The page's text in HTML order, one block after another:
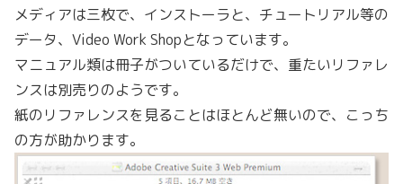
メディアは三枚で、インストーラと、チュートリアル等の
データ、Video Work Shopとなっています。
マニュアル類は冊子がついているだけで、重たいリファレ
ンスは別売りのようです。
紙のリファレンスを見ることはほとんど無いので、こっち
の方が助かります。